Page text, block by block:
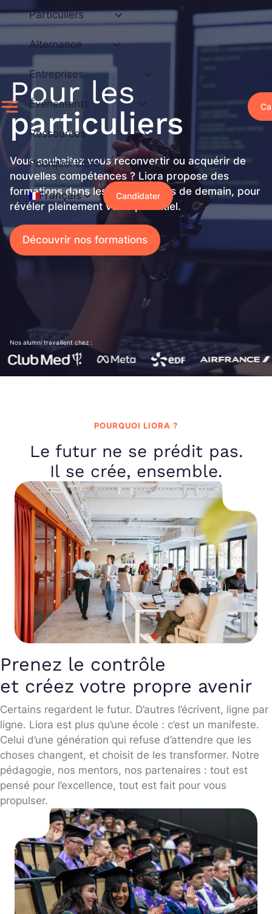
au
contenu
Particuliers
Alternance
Entreprises
Événements
Ressources
Pourquoi Liora ?
Français Candidater
Pour les
particuliers
Vous souhaitez vous reconvertir ou acquérir de
nouvelles compétences ? Liora propose des
formations dans les secteurs clés de demain, pour
révéler pleinement votre potentiel.
Découvrir nos formations
Nos alumni travaillent chez :
POURQUOI LIORA ?
Le futur ne se prédit pas.
Il se crée, ensemble.
Prenez le contrôle
et créez votre propre avenir
Certains regardent le futur. D’autres l’écrivent, ligne par
ligne. Liora est plus qu’une école : c’est un manifeste.
Celui d’une génération qui refuse d’attendre que les
choses changent, et choisit de les transformer. Notre
pédagogie, nos mentors, nos partenaires : tout est
pensé pour l’excellence, tout est fait pour vous
propulser.